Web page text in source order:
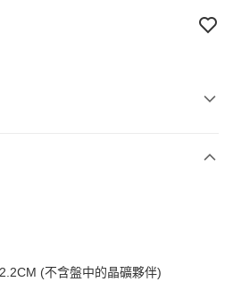
(不含盤中的晶礦夥伴)